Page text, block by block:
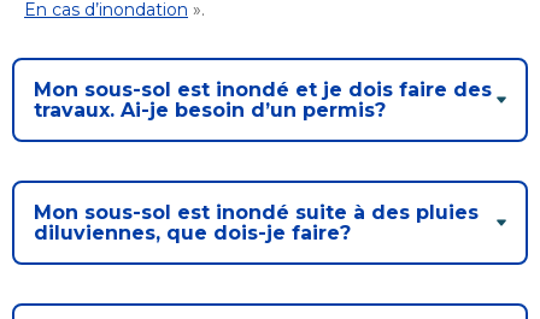
nouvelle
Bureau de l’éthique et de l’inspection
fenêtre
Bureau protecteur citoyen
Centre-ville de Longueuil
Centre-ville de Longueuil
Cour municipale et contravention
Gouvernance et saine gestion
Gouvernance et saine gestion
Office de participation publique de Longueuil
Office de participation publique de Longueuil
une
En cas d’inondation ».
Mon sous-sol est inondé et je dois faire des
travaux. Ai-je besoin d’un permis?
Mon sous-sol est inondé suite à des pluies
diluviennes, que dois-je faire?